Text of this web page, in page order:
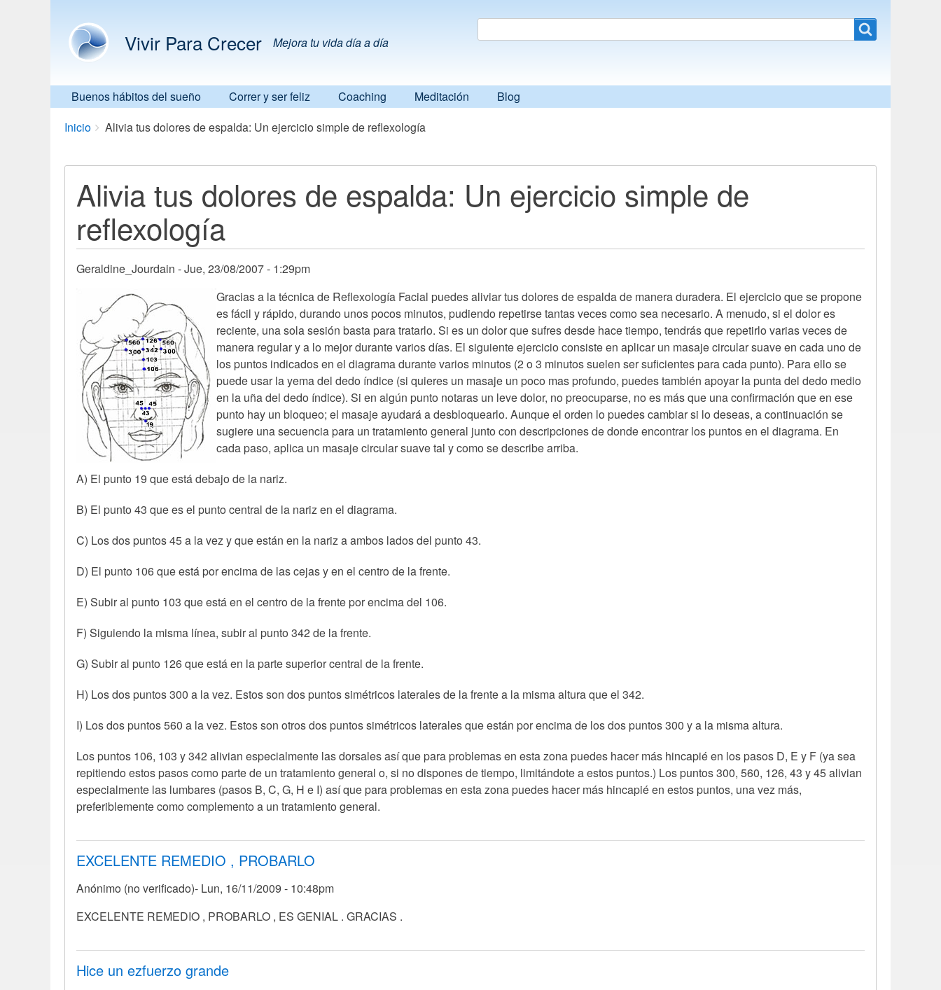
Vivir Para Crecer Mejora tu vida día a día
Search
Buenos hábitos del sueño Correr y ser feliz Coaching Meditación Blog
Breadcrumbs
You
Inicio Alivia tus dolores de espalda: Un ejercicio simple de reflexología
Alivia tus dolores de espalda: Un ejercicio simple de
reflexología
Geraldine_Jourdain
Jue, 23/08/2007 - 1:29pm
Gracias a la técnica de Reflexología Facial puedes aliviar tus dolores de espalda de manera duradera. El ejercicio que se propone
es fácil y rápido, durando unos pocos minutos, pudiendo repetirse tantas veces como sea necesario. A menudo, si el dolor es
reciente, una sola sesión basta para tratarlo. Si es un dolor que sufres desde hace tiempo, tendrás que repetirlo varias veces de
manera regular y a lo mejor durante varios días. El siguiente ejercicio consiste en aplicar un masaje circular suave en cada uno de
los puntos indicados en el diagrama durante varios minutos (2 o 3 minutos suelen ser suficientes para cada punto). Para ello se
puede usar la yema del dedo índice (si quieres un masaje un poco mas profundo, puedes también apoyar la punta del dedo medio
en la uña del dedo índice). Si en algún punto notaras un leve dolor, no preocuparse, no es más que una confirmación que en ese
punto hay un bloqueo; el masaje ayudará a desbloquearlo. Aunque el orden lo puedes cambiar si lo deseas, a continuación se
sugiere una secuencia para un tratamiento general junto con descripciones de donde encontrar los puntos en el diagrama. En
cada paso, aplica un masaje circular suave tal y como se describe arriba.
A) El punto 19 que está debajo de la nariz.
B) El punto 43 que es el punto central de la nariz en el diagrama.
C) Los dos puntos 45 a la vez y que están en la nariz a ambos lados del punto 43.
D) El punto 106 que está por encima de las cejas y en el centro de la frente.
E) Subir al punto 103 que está en el centro de la frente por encima del 106.
F) Siguiendo la misma línea, subir al punto 342 de la frente.
G) Subir al punto 126 que está en la parte superior central de la frente.
H) Los dos puntos 300 a la vez. Estos son dos puntos simétricos laterales de la frente a la misma altura que el 342.
I) Los dos puntos 560 a la vez. Estos son otros dos puntos simétricos laterales que están por encima de los dos puntos 300 y a la misma altura.
Los puntos 106, 103 y 342 alivian especialmente las dorsales así que para problemas en esta zona puedes hacer más hincapié en los pasos D, E y F (ya sea
repitiendo estos pasos como parte de un tratamiento general o, si no dispones de tiempo, limitándote a estos puntos.) Los puntos 300, 560, 126, 43 y 45 alivian
especialmente las lumbares (pasos B, C, G, H e I) así que para problemas en esta zona puedes hacer más hincapié en estos puntos, una vez más,
preferiblemente como complemento a un tratamiento general.
EXCELENTE REMEDIO , PROBARLO
Anónimo (no verificado) Lun, 16/11/2009 - 10:48pm
EXCELENTE REMEDIO , PROBARLO , ES GENIAL . GRACIAS .
Hice un ezfuerzo grande